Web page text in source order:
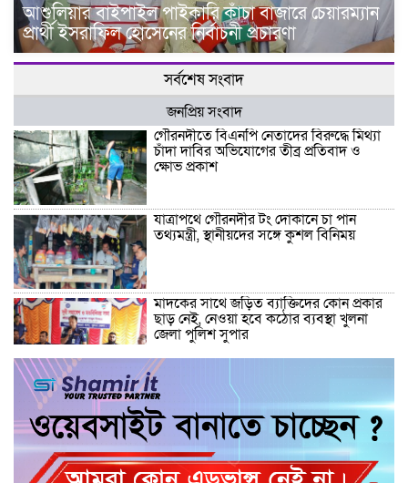
আশুলিয়ার বাইপাইল পাইকারি কাঁচা বাজারে চেয়ারম্যান
প্রার্থী ইসরাফিল হোসেনের নির্বাচনী প্রচারণা
সর্বশেষ সংবাদ
জনপ্রিয় সংবাদ
গৌরনদীতে বিএনপি নেতাদের বিরুদ্ধে মিথ্যা
চাঁদা দাবির অভিযোগের তীব্র প্রতিবাদ ও
ক্ষোভ প্রকাশ
যাত্রাপথে গৌরনদীর টং দোকানে চা পান
তথ্যমন্ত্রী, স্থানীয়দের সঙ্গে কুশল বিনিময়
মাদকের সাথে জড়িত ব্যাক্তিদের কোন প্রকার
ছাড় নেই, নেওয়া হবে কঠোর ব্যবস্থা খুলনা
জেলা পুলিশ সুপার
“জুলাই কোন দল বা গোষ্টীর নয়, এটি সমগ্র
জাতির ” অ্যাডভোকেট জালাল উদ্দিন এমপি
ধামরাইয়ে ট্রাক চাপায় মোটরসাইকেল আরোহী